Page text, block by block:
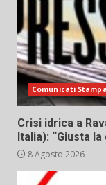
Comunicati Stampa
Crisi idrica a
Italia): “Giusta
8 Agosto 2026